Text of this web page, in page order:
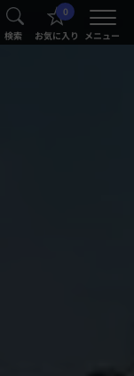
検索
0
お気に入り メニュー
®